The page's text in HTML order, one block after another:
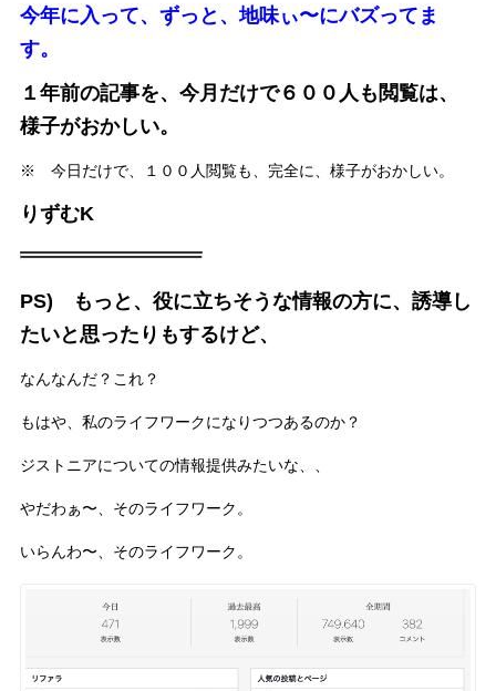
今年に入って、ずっと、地味ぃ〜にバズってま
す。
１年前の記事を、今月だけで６００人も閲覧は、
様子がおかしい。
※ 今日だけで、１００人閲覧も、完全に、様子がおかしい。
りずむK
PS) もっと、役に立ちそうな情報の方に、誘導し
たいと思ったりもするけど、
なんなんだ？これ？
もはや、私のライフワークになりつつあるのか？
ジストニアについての情報提供みたいな、、
やだわぁ〜、そのライフワーク。
いらんわ〜、そのライフワーク。